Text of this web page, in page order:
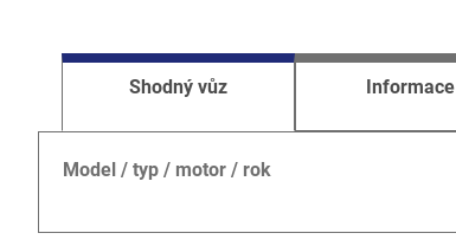
Shodný vůz Informace
Model / typ / motor / rok